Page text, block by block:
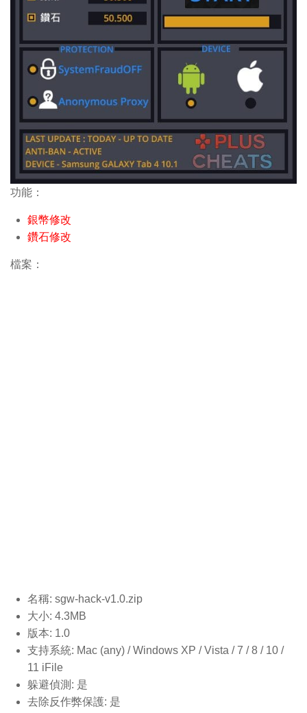
功能：
銀幣修改
鑽石修改
檔案：
名稱: sgw-hack-v1.0.zip
大小: 4.3MB
版本: 1.0
支持系統: Mac (any) / Windows XP / Vista / 7 / 8 / 10 /
11 iFile
躲避偵測: 是
去除反作弊保護: 是